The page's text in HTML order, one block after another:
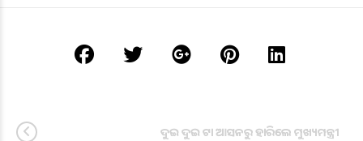
ଦୁଇ ଦୁଇ ଟା ଆସନରୁ ହାରିଲେ ମୁଖ୍ୟମନ୍ତ୍ରୀ